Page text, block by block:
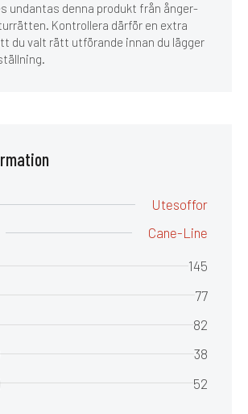
undantas denna produkt från ånger-
Kontrollera därför en extra
du valt rätt utförande innan du lägger
Utesoffor
Cane-Line
145
77
82
38
52